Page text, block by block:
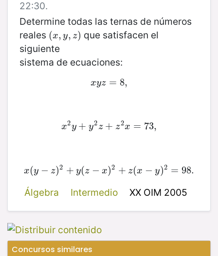
22:30.
Determine todas las ternas de números
reales (x, y, z)
(x,y,z)
que satisfacen el
siguiente
sistema de ecuaciones:
xyz = 8,
xyz =8,
x2y + y2z + z2x = 73,
x2y+y2z+ z2x=73,
x(y − z)2 + y(z − x)2 + z(x − y)2 = 98.
x( y−z )2 +y( z− x)2 +z (x−y)2=98.
Álgebra
Intermedio XX OIM 2005
Concursos similares